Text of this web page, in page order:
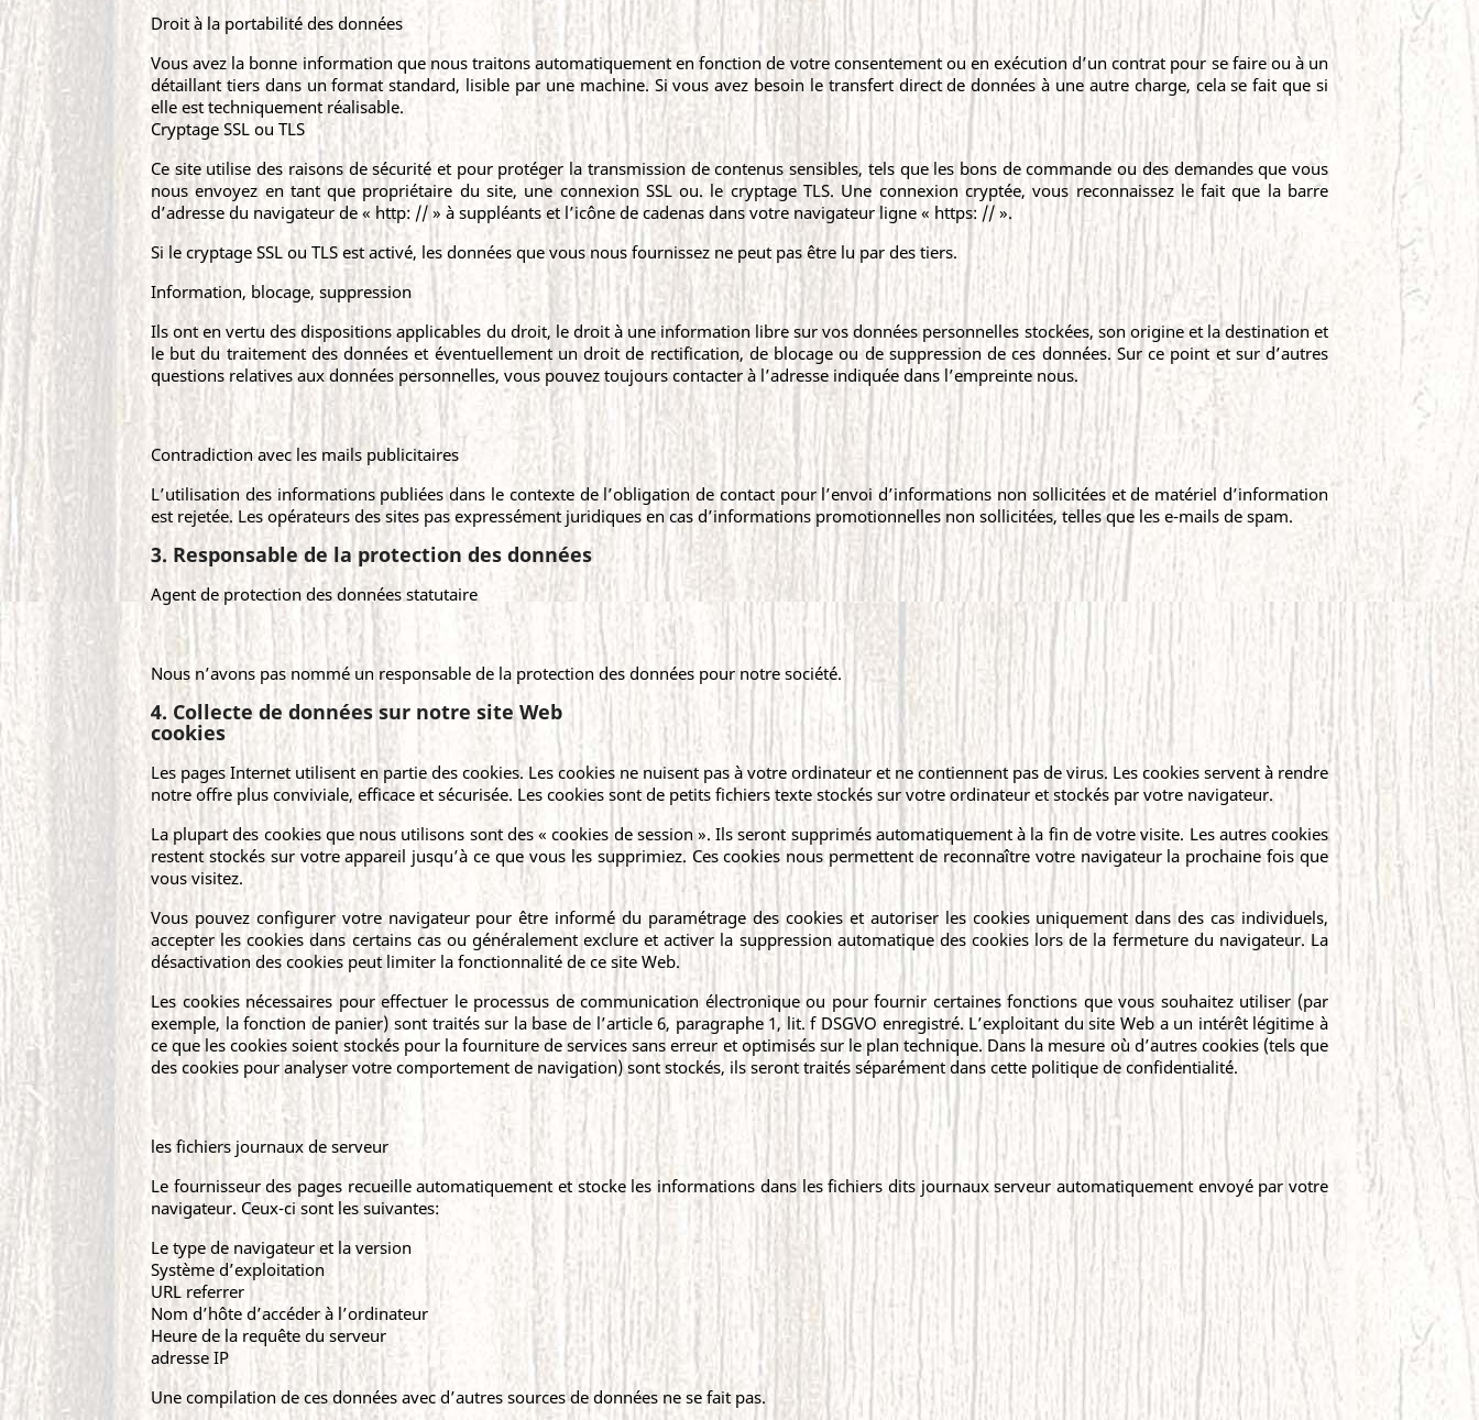
Droit à la portabilité des données
Vous avez la bonne information que nous traitons automatiquement en fonction de votre consentement ou en exécution d’un contrat pour se faire ou à un
détaillant tiers dans un format standard, lisible par une machine. Si vous avez besoin le transfert direct de données à une autre charge, cela se fait que si
elle est techniquement réalisable.
Cryptage SSL ou TLS
Ce site utilise des raisons de sécurité et pour protéger la transmission de contenus sensibles, tels que les bons de commande ou des demandes que vous
nous envoyez en tant que propriétaire du site, une connexion SSL ou. le cryptage TLS. Une connexion cryptée, vous reconnaissez le fait que la barre
d’adresse du navigateur de « http: // » à suppléants et l’icône de cadenas dans votre navigateur ligne « https: // ».
Si le cryptage SSL ou TLS est activé, les données que vous nous fournissez ne peut pas être lu par des tiers.
Information, blocage, suppression
Ils ont en vertu des dispositions applicables du droit, le droit à une information libre sur vos données personnelles stockées, son origine et la destination et
le but du traitement des données et éventuellement un droit de rectification, de blocage ou de suppression de ces données. Sur ce point et sur d’autres
questions relatives aux données personnelles, vous pouvez toujours contacter à l’adresse indiquée dans l’empreinte nous.
Contradiction avec les mails publicitaires
L’utilisation des informations publiées dans le contexte de l’obligation de contact pour l’envoi d’informations non sollicitées et de matériel d’information
est rejetée. Les opérateurs des sites pas expressément juridiques en cas d’informations promotionnelles non sollicitées, telles que les e-mails de spam.
3. Responsable de la protection des données
Agent de protection des données statutaire
Nous n’avons pas nommé un responsable de la protection des données pour notre société.
4. Collecte de données sur notre site Web
cookies
Les pages Internet utilisent en partie des cookies. Les cookies ne nuisent pas à votre ordinateur et ne contiennent pas de virus. Les cookies servent à rendre
notre offre plus conviviale, efficace et sécurisée. Les cookies sont de petits fichiers texte stockés sur votre ordinateur et stockés par votre navigateur.
La plupart des cookies que nous utilisons sont des « cookies de session ». Ils seront supprimés automatiquement à la fin de votre visite. Les autres cookies
restent stockés sur votre appareil jusqu’à ce que vous les supprimiez. Ces cookies nous permettent de reconnaître votre navigateur la prochaine fois que
vous visitez.
Vous pouvez configurer votre navigateur pour être informé du paramétrage des cookies et autoriser les cookies uniquement dans des cas individuels,
accepter les cookies dans certains cas ou généralement exclure et activer la suppression automatique des cookies lors de la fermeture du navigateur. La
désactivation des cookies peut limiter la fonctionnalité de ce site Web.
Les cookies nécessaires pour effectuer le processus de communication électronique ou pour fournir certaines fonctions que vous souhaitez utiliser (par
exemple, la fonction de panier) sont traités sur la base de l’article 6, paragraphe 1, lit. f DSGVO enregistré. L’exploitant du site Web a un intérêt légitime à
ce que les cookies soient stockés pour la fourniture de services sans erreur et optimisés sur le plan technique. Dans la mesure où d’autres cookies (tels que
des cookies pour analyser votre comportement de navigation) sont stockés, ils seront traités séparément dans cette politique de confidentialité.
les fichiers journaux de serveur
Le fournisseur des pages recueille automatiquement et stocke les informations dans les fichiers dits journaux serveur automatiquement envoyé par votre
navigateur. Ceux-ci sont les suivantes:
Le type de navigateur et la version
Système d’exploitation
URL referrer
Nom d’hôte d’accéder à l’ordinateur
Heure de la requête du serveur
adresse IP
Une compilation de ces données avec d’autres sources de données ne se fait pas.